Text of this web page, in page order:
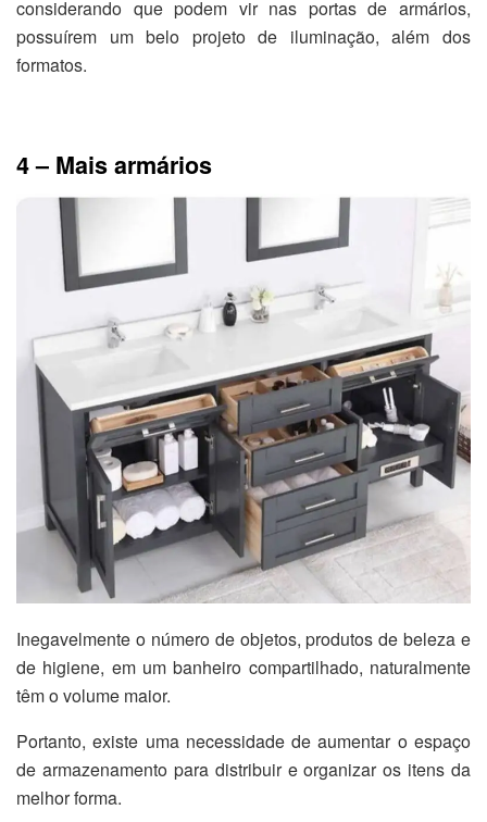
considerando que podem vir nas portas de armários,
possuírem um belo projeto de iluminação, além dos
formatos.
4 – Mais armários
Inegavelmente o número de objetos, produtos de beleza e
de higiene, em um banheiro compartilhado, naturalmente
têm o volume maior.
Portanto, existe uma necessidade de aumentar o espaço
de armazenamento para distribuir e organizar os itens da
melhor forma.